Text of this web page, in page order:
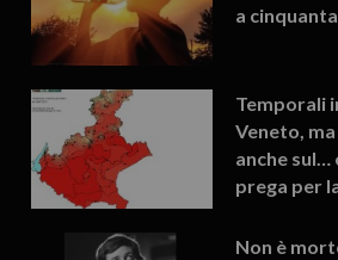
a
Temporali
Veneto, ma
anche sul…
prega per
Non è